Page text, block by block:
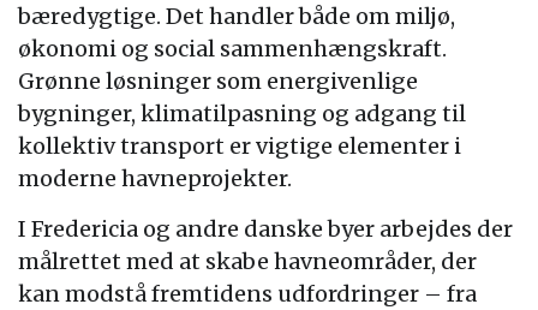
bæredygtige. Det handler både om miljø,
økonomi og social sammenhængskraft.
Grønne løsninger som energivenlige
bygninger, klimatilpasning og adgang til
kollektiv transport er vigtige elementer i
moderne havneprojekter.
I Fredericia og andre danske byer arbejdes der
målrettet med at skabe havneområder, der
kan modstå fremtidens udfordringer – fra